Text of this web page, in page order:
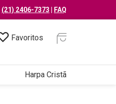
(21) 2406-7373 FAQ
Favoritos
Harpa Cristã